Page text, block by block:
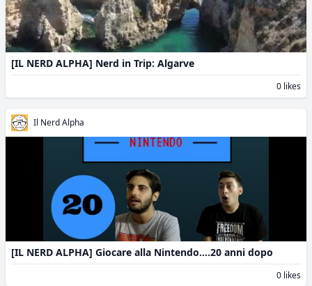
[IL NERD ALPHA] Nerd in Trip: Algarve
0 likes
Il Nerd Alpha
[IL NERD ALPHA] Giocare alla Nintendo....20 anni dopo
0 likes